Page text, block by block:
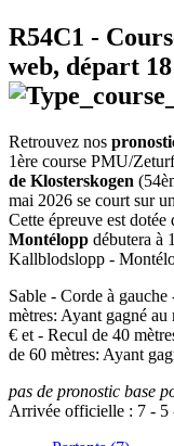
R54C1 -
web, départ
Retrouvez nos
1ère course PMU/
de Klosterskogen
mai 2026 se court sur
Cette épreuve est
Montélopp débutera à
Kallblodslopp -
Sable - Corde à
mètres: Ayant gagné
€ et - Recul de 40
de 60 mètres: Ayant
pas de pronostic base
Arrivée officielle : 7 - 5